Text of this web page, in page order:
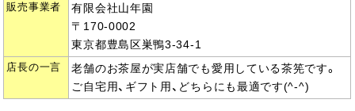
販売事業者
有限会社山年園
〒170-0002
東京都豊島区巣鴨3-34-1
店長の一言
老舗のお茶屋が実店舗でも愛用している茶筅です。
ご自宅用、ギフト用、どちらにも最適です(^-^)